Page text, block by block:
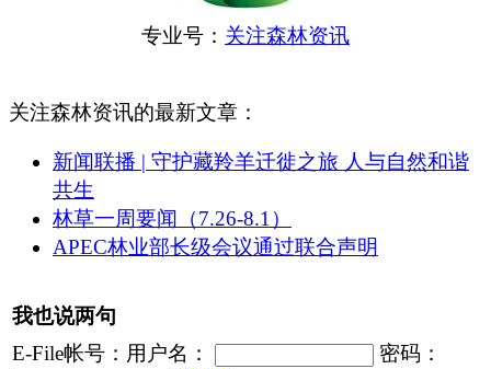
专业号： 关注森林资讯
关注森林资讯的最新文章：
新闻联播 | 守护藏羚羊迁徙之旅 人与自然和谐
共生
林草一周要闻（7.26-8.1）
APEC林业部长级会议通过联合声明
我也说两句
E-File帐号：用户名：
密码：